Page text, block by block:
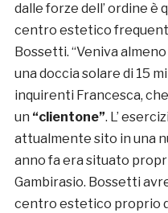
dalle forze dell’ ordine è
centro estetico
Bossetti. “Veniva
una doccia solare di 15
inquirenti Francesca,
un “clientone”. L’
attualmente sito in una
anno fa era situato
Gambirasio. Bossetti
centro estetico proprio